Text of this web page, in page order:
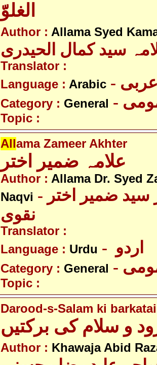
الغلوّ
Author : Allama Syed
سید کمال الحیدری
Translator :
Language : Arabic عربی
Category : General
Topic :
Allama Zameer Akhter
Author : Allama Dr. Syed
Naqvi - علامہ ڈاکٹر سید ضمیر اختر
نقوی
Translator :
Language : Urdu
Category : General
Topic :
Darood-s-Salam ki
Author : Khawaja Abid